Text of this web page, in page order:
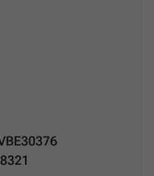
8321